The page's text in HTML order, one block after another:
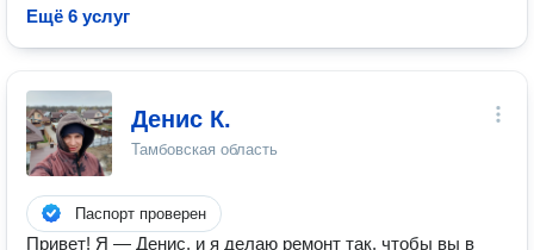
Ещё 6 услуг
Денис К.
Тамбовская область
Паспорт проверен
Привет! Я — Денис, и я делаю ремонт так, чтобы вы в